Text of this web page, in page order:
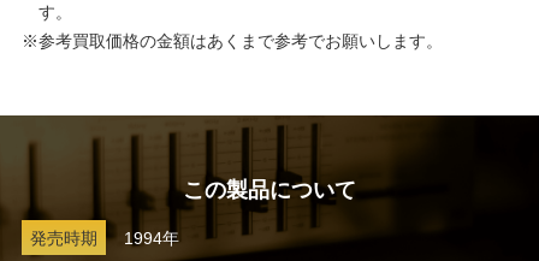
す。
※参考買取価格の金額はあくまで参考でお願いします。
この製品について
発売時期 1994年